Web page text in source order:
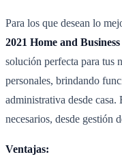
Para los que desean lo
2021 Home and Business
solución perfecta para tus
personales, brindando
administrativa desde
necesarios, desde gestión
Ventajas: